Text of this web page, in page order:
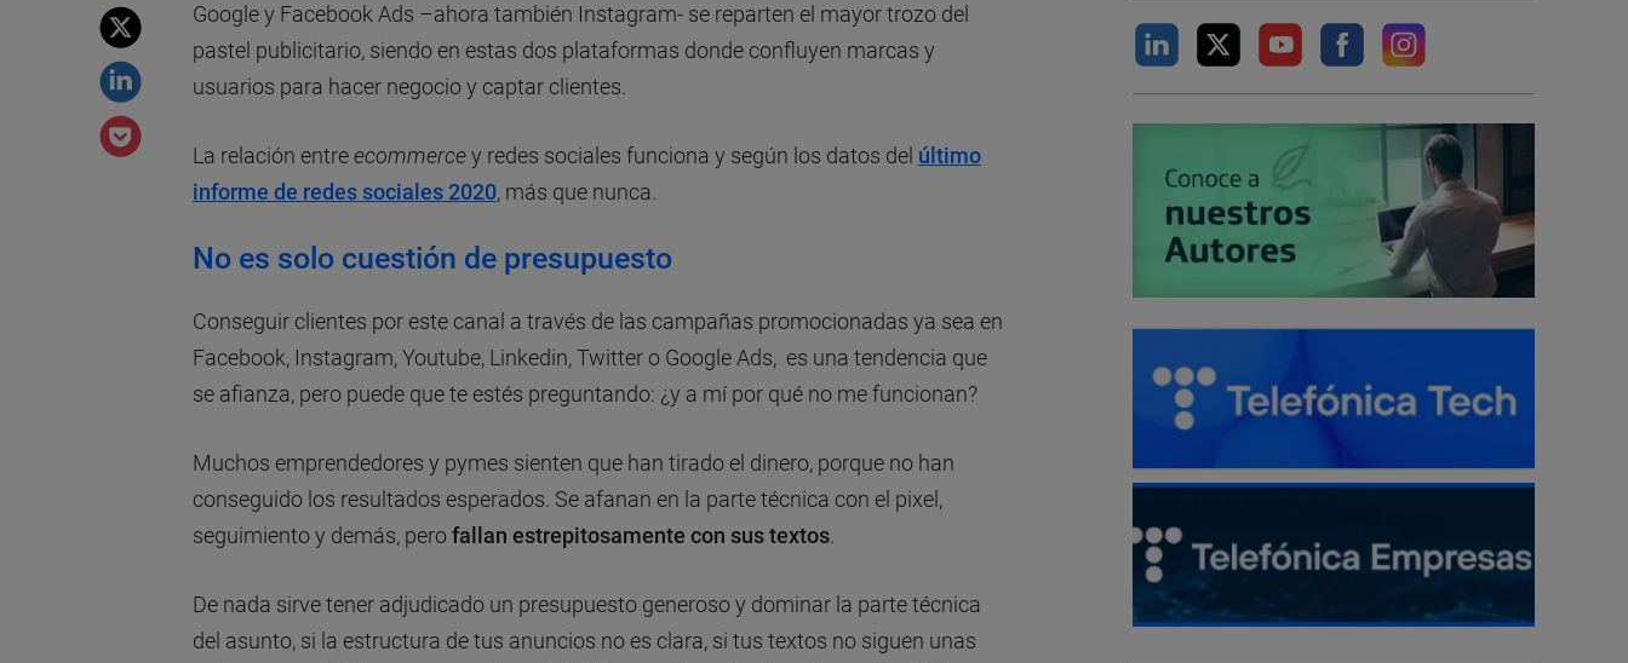
Google y Facebook Ads –ahora también Instagram- se reparten el mayor trozo del
pastel publicitario, siendo en estas dos plataformas donde confluyen marcas y
usuarios para hacer negocio y captar clientes.
La relación entreecommercey redes sociales funciona y según los datos del último
informe de redes sociales 2020, más que nunca.
No es solo cuestión de presupuesto
Conseguir clientes por este canal a través de las campañas promocionadas ya sea en
Facebook, Instagram, Youtube, Linkedin, Twitter o Google Ads, es una tendencia que
se afianza, pero puede que te estés preguntando: ¿y a mí por qué no me funcionan?
Muchos emprendedores y pymes sienten que han tirado el dinero, porque no han
conseguido los resultados esperados. Se afanan en la parte técnica con el pixel,
seguimiento y demás, perofallan estrepitosamente con sus textos.
De nada sirve tener adjudicado un presupuesto generoso y dominar la parte técnica
del asunto, si la estructura de tus anuncios no es clara, si tus textos no siguen unas